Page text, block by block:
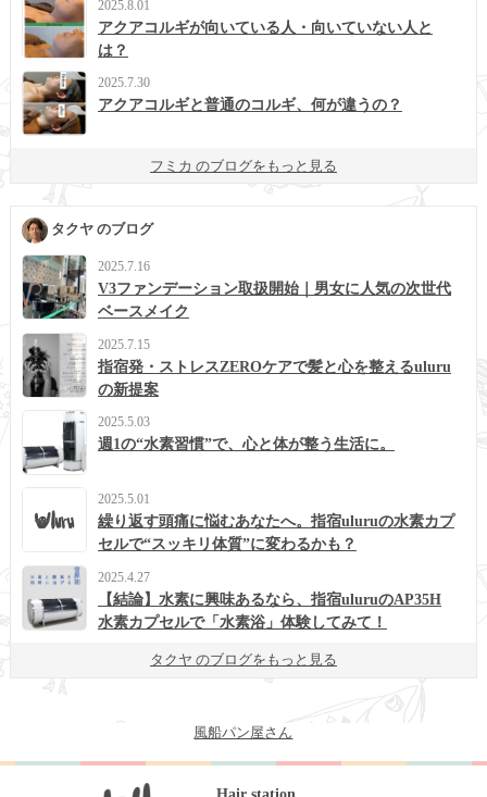
2025.8.01
アクアコルギが向いている人・向いていない人と
は？
2025.7.30
アクアコルギと普通のコルギ、何が違うの？
フミカ のブログをもっと見る
タクヤ のブログ
2025.7.16
V3ファンデーション取扱開始｜男女に人気の次世代
ベースメイク
2025.7.15
指宿発・ストレスZEROケアで髪と心を整えるuluru
の新提案
2025.5.03
週1の“水素習慣”で、心と体が整う生活に。
2025.5.01
繰り返す頭痛に悩むあなたへ。指宿uluruの水素カプ
セルで“スッキリ体質”に変わるかも？
2025.4.27
【結論】水素に興味あるなら、指宿uluruのAP35H
水素カプセルで「水素浴」体験してみて！
タクヤ のブログをもっと見る
風船パン屋さん